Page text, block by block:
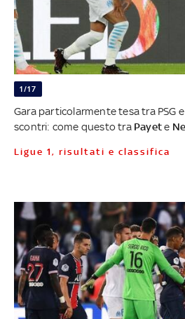
1/17
Gara particolarmente tesa tra PSG
scontri: come questo tra Payete
Ligue 1, risultati e classifica